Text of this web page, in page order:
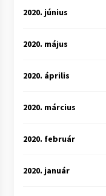
2020. június
2020. május
2020. április
2020. március
2020. február
2020. január